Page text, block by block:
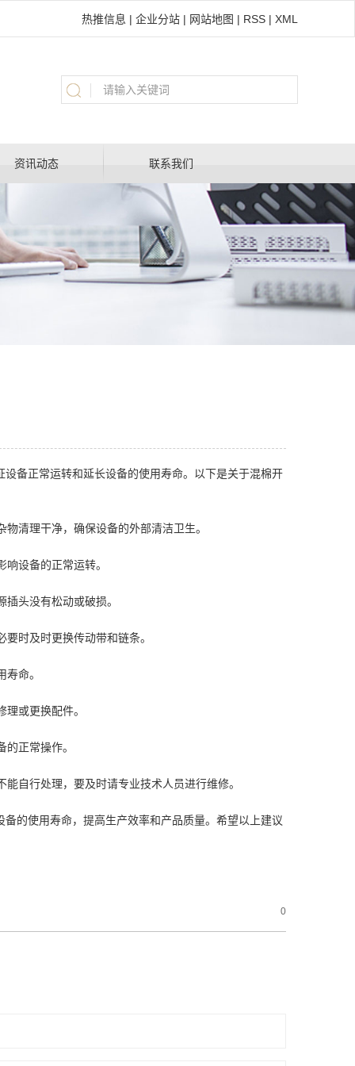
热推信息 | 企业分站 | 网站地图 | RSS | XML
资讯动态 联系我们
备正常运转和延长设备的使用寿命。以下是关于混棉开
清理干净，确保设备的外部清洁卫生。
设备的正常运转。
头没有松动或破损。
时及时更换传动带和链条。
命。
或更换配件。
正常操作。
自行处理，要及时请专业技术人员进行维修。
的使用寿命，提高生产效率和产品质量。希望以上建议
0